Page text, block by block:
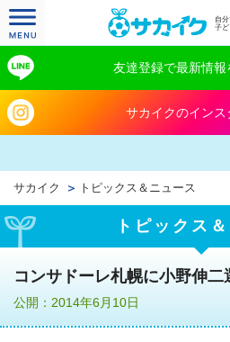
自
子ど
友達登録で最新情報
サカイクのインス
サカイク トピックス＆ニュース
トピックス
コンサドーレ札幌に小野伸二
公開：2014年6月10日